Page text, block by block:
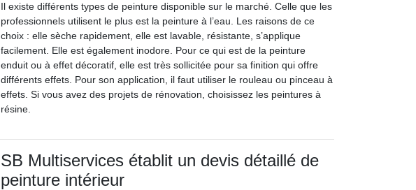
Il existe différents types de peinture disponible sur le marché. Celle que les
professionnels utilisent le plus est la peinture à l’eau. Les raisons de ce
choix : elle sèche rapidement, elle est lavable, résistante, s’applique
facilement. Elle est également inodore. Pour ce qui est de la peinture
enduit ou à effet décoratif, elle est très sollicitée pour sa finition qui offre
différents effets. Pour son application, il faut utiliser le rouleau ou pinceau à
effets. Si vous avez des projets de rénovation, choisissez les peintures à
résine.
SB Multiservices établit un devis détaillé de
peinture intérieur